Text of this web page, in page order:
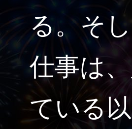
る。そ
仕事は
ている